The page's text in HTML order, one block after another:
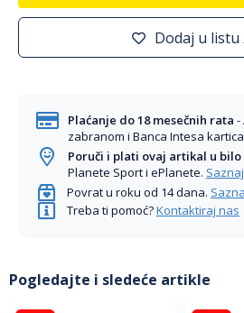
Dodaj u listu
Plaćanje do 18 mesečnih rata -
zabranom i Banca Intesa
Poruči i plati ovaj artikal u
Planete Sport i ePlanete.
Povrat u roku od 14 dana.
Treba ti pomoć?Kontaktiraj nas
Pogledajte i sledeće artikle